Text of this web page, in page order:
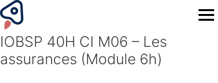
IOBSP 40H CI M06 – Les
assurances (Module 6h)